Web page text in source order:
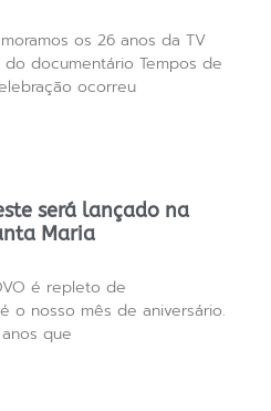
os 26 anos da TV
documentário Tempos de
ocorreu
será lançado na
Maria
é repleto de
o nosso mês de aniversário.
que